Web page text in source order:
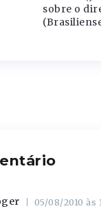
sobre o
05/08/2010 às